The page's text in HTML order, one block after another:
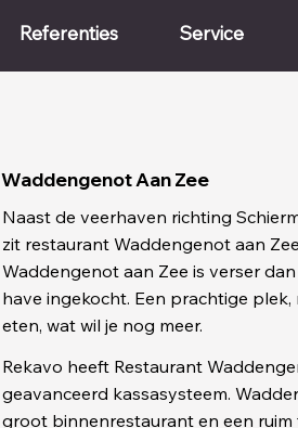
Referenties Service
Waddengenot Aan Zee
Naast de veerhaven richting
zit restaurant Waddengenot aan
Waddengenot aan Zee is verser
have ingekocht. Een prachtige
eten, wat wil je nog meer.
Rekavo heeft Restaurant
geavanceerd kassasysteem.
groot binnenrestaurant en een